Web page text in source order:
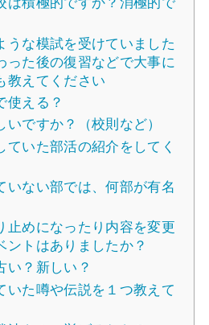
は積極的ですか？消極的で
うな模試を受けていました
った後の復習などで大事に
教えてください
使える？
いですか？（校則など）
ていた部活の紹介をしてく
いない部では、何部が有名
止めになったり内容を変更
ントはありましたか？
い？新しい？
いた噂や伝説を１つ教えて